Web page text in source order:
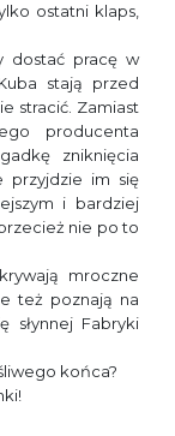
ostatni klaps,
dostać pracę w
stają przed
stracić. Zamiast
producenta
zniknięcia
przyjdzie im się
i bardziej
nie po to
mroczne
też poznają na
słynnej Fabryki
końca?